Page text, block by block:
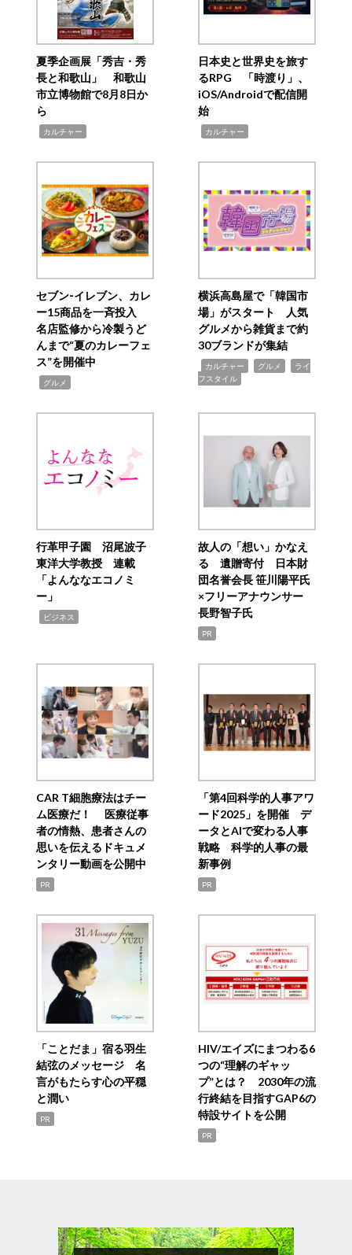
夏季企画展「秀吉・秀
長と和歌山」 和歌山
市立博物館で8月8日か
ら
カルチャー
日本史と世界史を旅す
るRPG 「時渡り」、
iOS/Androidで配信開
始
カルチャー
セブン‐イレブン、カレ
ー15商品を一斉投入
名店監修から冷製うど
んまで“夏のカレーフェ
ス”を開催中
グルメ
横浜高島屋で「韓国市
場」がスタート 人気
グルメから雑貨まで約
30ブランドが集結
カルチャー グルメ
ライ
フスタイル
行革甲子園 沼尾波子
東洋大学教授 連載
「よんななエコノミ
ー」
ビジネス
故人の「想い」かなえ
る 遺贈寄付 日本財
団名誉会長 笹川陽平氏
×フリーアナウンサー
長野智子氏
PR
CAR T細胞療法はチー
ム医療だ！ 医療従事
者の情熱、患者さんの
思いを伝えるドキュメ
ンタリー動画を公開中
PR
「第4回科学的人事アワ
ード2025」を開催 デ
ータとAIで変わる人事
戦略 科学的人事の最
新事例
PR
「ことだま」宿る羽生
結弦のメッセージ 名
言がもたらす心の平穏
と潤い
PR
HIV/エイズにまつわる6
つの“理解のギャッ
プ”とは？ 2030年の流
行終結を目指すGAP6の
特設サイトを公開
PR